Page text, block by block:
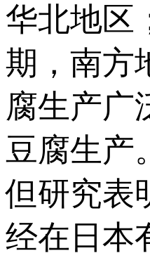
华北地区
期，南方
腐生产广
豆腐生产
但研究表
经在日本